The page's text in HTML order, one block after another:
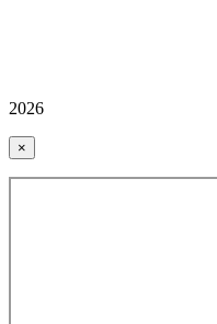
2026
×